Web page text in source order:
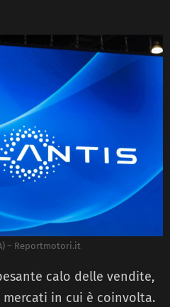
– Reportmotori.it
calo delle vendite,
in cui è coinvolta.